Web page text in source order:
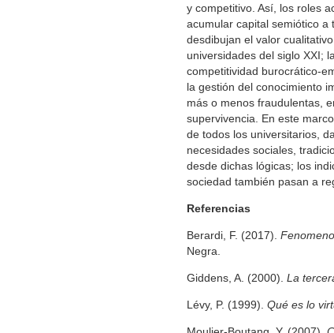
y competitivo. Así, los roles
acumular capital semiótico
desdibujan el valor
universidades del siglo XXI;
competitividad burocrático-
la gestión del conocimiento
más o menos fraudulentas,
supervivencia. En este
de todos los universitarios,
necesidades sociales,
desde dichas lógicas; los
sociedad también pasan a
Referencias
Berardi, F. (2017).
Negra.
Giddens, A. (2000). La
Lévy, P. (1999). Qué es lo